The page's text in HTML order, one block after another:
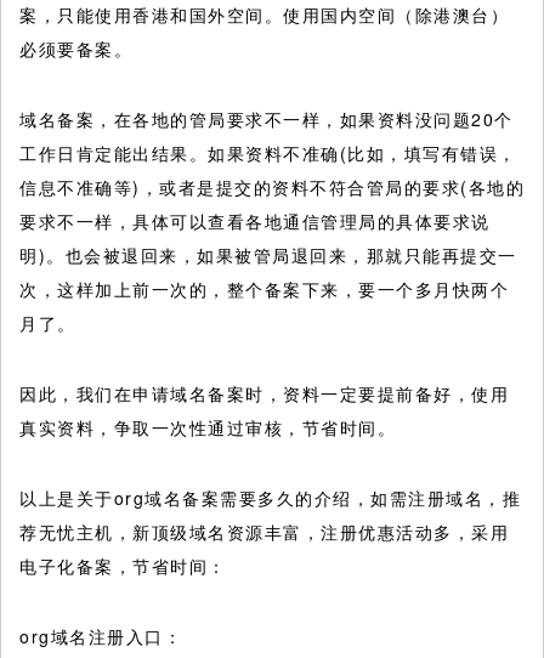
案，只能使用香港和国外空间。使用国内空间（除港澳台）
必须要备案。
域名备案，在各地的管局要求不一样，如果资料没问题20个
工作日肯定能出结果。如果资料不准确(比如，填写有错误，
信息不准确等)，或者是提交的资料不符合管局的要求(各地的
要求不一样，具体可以查看各地通信管理局的具体要求说
明)。也会被退回来，如果被管局退回来，那就只能再提交一
次，这样加上前一次的，整个备案下来，要一个多月快两个
月了。
因此，我们在申请域名备案时，资料一定要提前备好，使用
真实资料，争取一次性通过审核，节省时间。
以上是关于org域名备案需要多久的介绍，如需注册域名，推
荐无忧主机，新顶级域名资源丰富，注册优惠活动多，采用
电子化备案，节省时间：
org域名注册入口：